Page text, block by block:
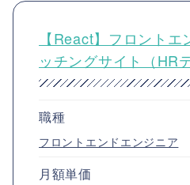
【React】フロント
ッチングサイト（HR
職種
フロントエンドエンジニア
月額単価